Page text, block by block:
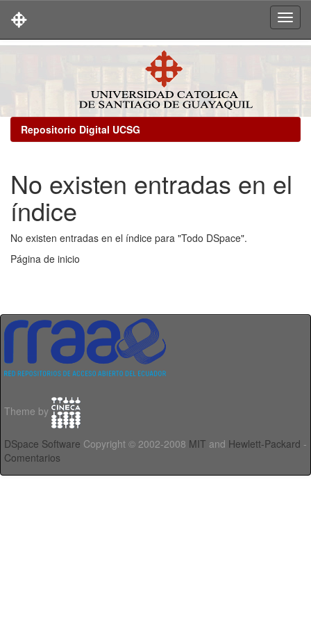
Repositorio Digital UCSG
No existen entradas en el
índice
No existen entradas en el índice para "Todo DSpace".
Página de inicio
Theme by
DSpace Software Copyright © 2002-2008 MIT and Hewlett-Packard -
Comentarios